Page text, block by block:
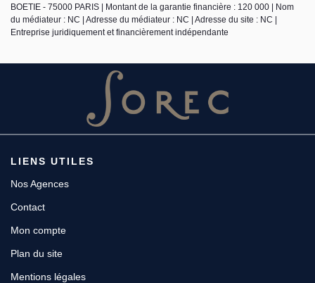
BOETIE - 75000 PARIS | Montant de la garantie financière : 120 000 | Nom
du médiateur : NC | Adresse du médiateur : NC | Adresse du site : NC |
Entreprise juridiquement et financièrement indépendante
LIENS UTILES
Nos Agences
Contact
Mon compte
Plan du site
Mentions légales